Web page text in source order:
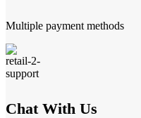
Multiple payment methods
Chat With Us